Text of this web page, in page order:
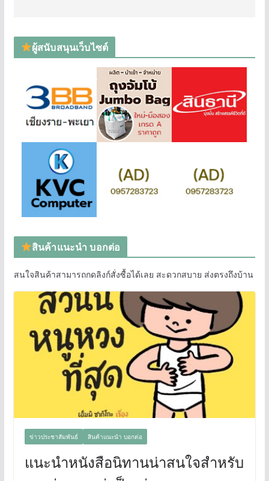
ผู้สนับสนุนเว็บไซต์
สินค้าแนะนำ บอกต่อ
สนใจสินค้าสามารถกดลิงก์สั่งซื้อได้เลย สะดวกสบาย ส่งตรงถึงบ้าน
ข่าวประชาสัมพันธ์ สินค้าแนะนำ บอกต่อ
แนะนำหนังสือนิทานน่าสนใจสำหรับ